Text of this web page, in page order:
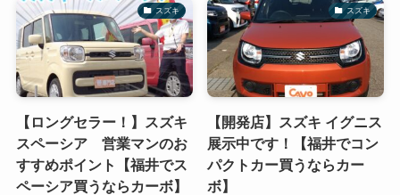
スズキ
【ロングセラー！】スズキ
スペーシア 営業マンのお
すすめポイント【福井でス
ペーシア買うならカーボ】
スズキ
【開発店】スズキ イグニス
展示中です！【福井でコン
パクトカー買うならカー
ボ】